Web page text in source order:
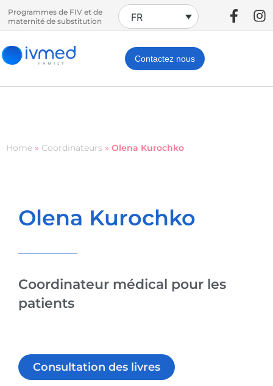
Programmes de FIV et de
maternité de substitution
FR
Contactez nous
Home » Coordinateurs » Olena Kurochko
Olena Kurochko
Coordinateur médical pour les
patients
Consultation des livres